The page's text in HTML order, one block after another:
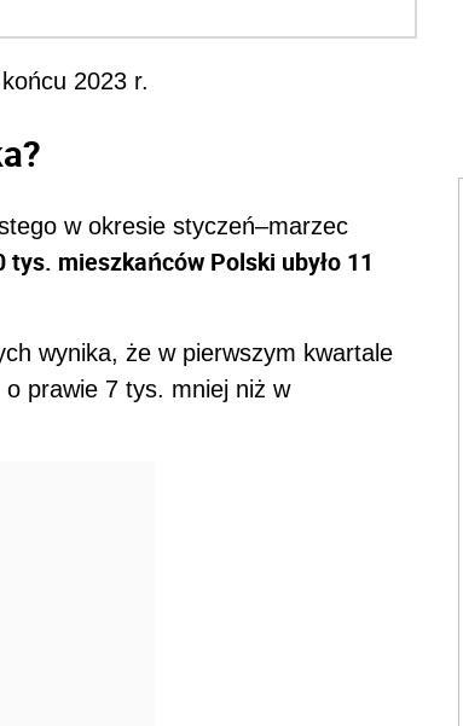
2023 r.
w okresie styczeń–marzec
tys. mieszkańców Polski ubyło 11
wynika, że w pierwszym kwartale
o prawie 7 tys. mniej niż w